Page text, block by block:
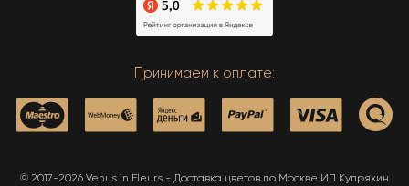
Принимаем к оплате:
© 2017-2026 Venus in Fleurs - Доставка цветов по Москве ИП Купряхин